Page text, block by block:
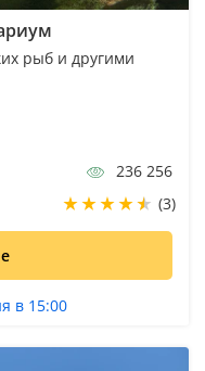
рыб и другими
236 256
(3)
в 15:00